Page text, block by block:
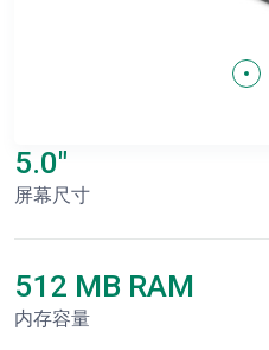
5.0"
屏幕尺寸
512 MB RAM
内存容量